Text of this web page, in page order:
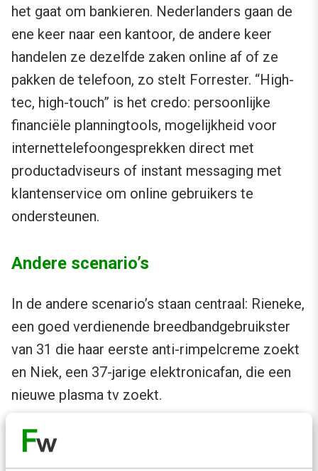
het gaat om bankieren. Nederlanders gaan de
ene keer naar een kantoor, de andere keer
handelen ze dezelfde zaken online af of ze
pakken de telefoon, zo stelt Forrester. “High-
tec, high-touch” is het credo: persoonlijke
financiële planningtools, mogelijkheid voor
internettelefoongesprekken direct met
productadviseurs of instant messaging met
klantenservice om online gebruikers te
ondersteunen.
Andere scenario’s
In de andere scenario’s staan centraal: Rieneke,
een goed verdienende breedbandgebruikster
van 31 die haar eerste anti-rimpelcreme zoekt
en Niek, een 37-jarige elektronicafan, die een
nieuwe plasma tv zoekt.
Benieuwd naar het scenario waar jouw
klanten in passen? Of je waar je jezelf in kan